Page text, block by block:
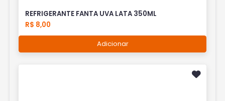
REFRIGERANTE FANTA UVA LATA 350ML
R$ 8,00
Adicionar